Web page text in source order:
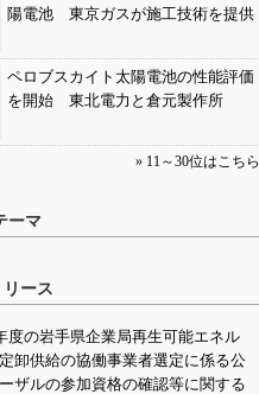
陽電池 東京ガスが施工技術を提供
ペロブスカイト太陽電池の性能評価
を開始 東北電力と倉元製作所
» 11～30位はこちら
ーマ
ース
度の岩手県企業局再生可能エネル
卸供給の協働事業者選定に係る公
ザルの参加資格の確認等に関する